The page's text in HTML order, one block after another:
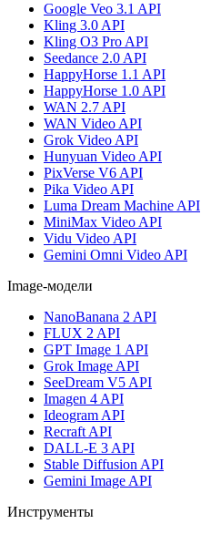
Google Veo 3.1 API
Kling 3.0 API
Kling O3 Pro API
Seedance 2.0 API
HappyHorse 1.1 API
HappyHorse 1.0 API
WAN 2.7 API
WAN Video API
Grok Video API
Hunyuan Video API
PixVerse V6 API
Pika Video API
Luma Dream Machine API
MiniMax Video API
Vidu Video API
Gemini Omni Video API
Image-модели
NanoBanana 2 API
FLUX 2 API
GPT Image 1 API
Grok Image API
SeeDream V5 API
Imagen 4 API
Ideogram API
Recraft API
DALL-E 3 API
Stable Diffusion API
Gemini Image API
Инструменты